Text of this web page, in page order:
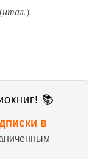
итал.).
📚
в